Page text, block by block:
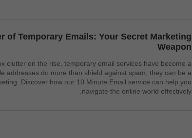
of Temporary Emails: Your Secret Marketing
Weapon
clutter on the rise, temporary email services have become a
addresses do more than shield against spam; they can be a
Discover how our 10 Minute Email service can help you
navigate the online world effectively.